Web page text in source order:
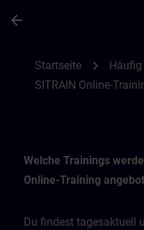
arrow_back
Startseite chevron_right Häufig
SITRAIN Online-
Welche Trainings
Online-Training
Du findest tagesaktuell